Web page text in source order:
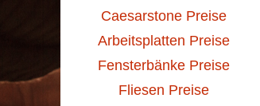
Caesarstone Preise
Arbeitsplatten Preise
Fensterbänke Preise
Fliesen Preise